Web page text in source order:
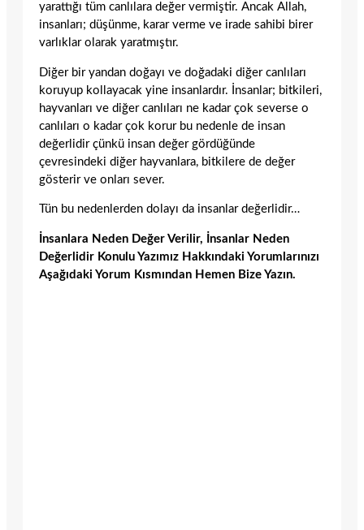
yarattığı tüm canlılara değer vermiştir. Ancak Allah,
insanları; düşünme, karar verme ve irade sahibi birer
varlıklar olarak yaratmıştır.
Diğer bir yandan doğayı ve doğadaki diğer canlıları
koruyup kollayacak yine insanlardır. İnsanlar; bitkileri,
hayvanları ve diğer canlıları ne kadar çok severse o
canlıları o kadar çok korur bu nedenle de insan
değerlidir çünkü insan değer gördüğünde
çevresindeki diğer hayvanlara, bitkilere de değer
gösterir ve onları sever.
Tün bu nedenlerden dolayı da insanlar değerlidir…
İnsanlara Neden Değer Verilir, İnsanlar Neden
Değerlidir Konulu Yazımız Hakkındaki Yorumlarınızı
Aşağıdaki Yorum Kısmından Hemen Bize Yazın.